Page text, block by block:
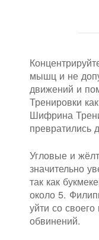
мышц и не
движений и
Тренировки
Шифрина
превратились
Угловые и
значительно
так как
около 5.
уйти со
обвинений.